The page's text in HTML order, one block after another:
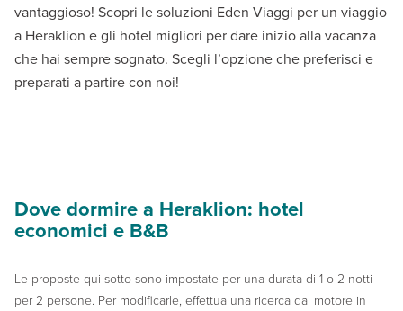
vantaggioso! Scopri le soluzioni Eden Viaggi per un viaggio
a Heraklion e gli hotel migliori per dare inizio alla vacanza
che hai sempre sognato. Scegli l’opzione che preferisci e
preparati a partire con noi!
Dove dormire a Heraklion: hotel
economici e B&B
Le proposte qui sotto sono impostate per una durata di 1 o 2 notti
per 2 persone. Per modificarle, effettua una ricerca dal motore in